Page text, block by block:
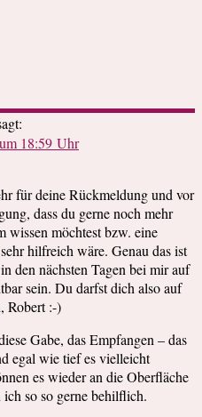
18:59 Uhr
für deine Rückmeldung und vor
dass du gerne noch mehr
wissen möchtest bzw. eine
hilfreich wäre. Genau das ist
den nächsten Tagen bei mir auf
sein. Du darfst dich also auf
Robert :-)
Gabe, das Empfangen – das
egal wie tief es vielleicht
es wieder an die Oberfläche
so so gerne behilflich.